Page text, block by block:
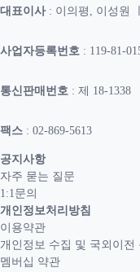
대표이사: 이의평, 이성원
사업자등록번호 : 119-81-
통신판매번호 : 제 18-1338
팩스 : 02-869-5613
공지사항
자주 묻는 질문
1:1문의
개인정보처리방침
이용약관
개인정보 수집 및 국외이전
멤버십 약관